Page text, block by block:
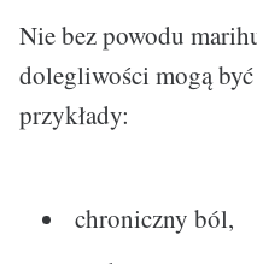
Nie bez powodu
dolegliwości mogą
przykłady:
chroniczny ból,